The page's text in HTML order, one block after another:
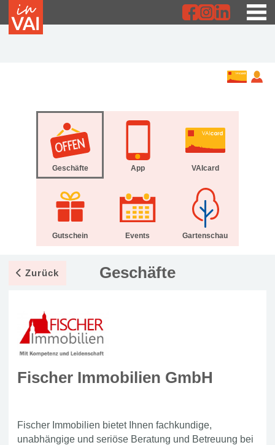
Geschäfte App VAIcard
Gutschein Events Gartenschau
Zurück Geschäfte
Fischer Immobilien GmbH
Fischer Immobilien bietet Ihnen fachkundige,
unabhängige und seriöse Beratung und Betreuung bei